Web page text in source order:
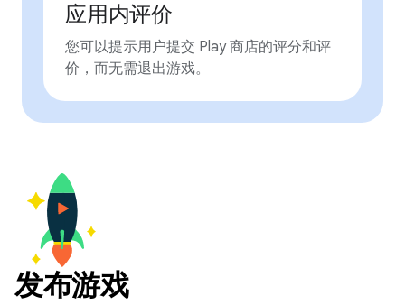
应用内评价
您可以提示用户提交 Play 商店的评分和评
价，而无需退出游戏。
发布游戏